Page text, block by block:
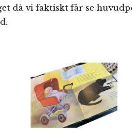
då vi faktiskt får se